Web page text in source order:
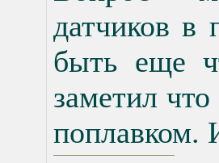
датчиков в
быть еще
заметил что
поплавком.